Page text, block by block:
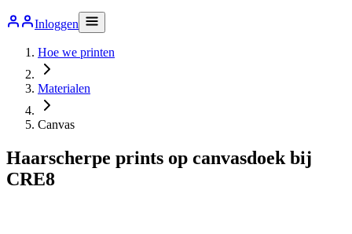
Inloggen
Hoe we printen
Materialen
Canvas
Haarscherpe prints op canvasdoek bij
CRE8